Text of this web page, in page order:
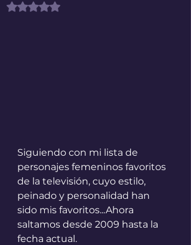
Obtuvo NaN de 5 estrellas.
Siguiendo con mi lista de
personajes femeninos favoritos
de la televisión, cuyo estilo,
peinado y personalidad han
sido mis favoritos...Ahora
saltamos desde 2009 hasta la
fecha actual.